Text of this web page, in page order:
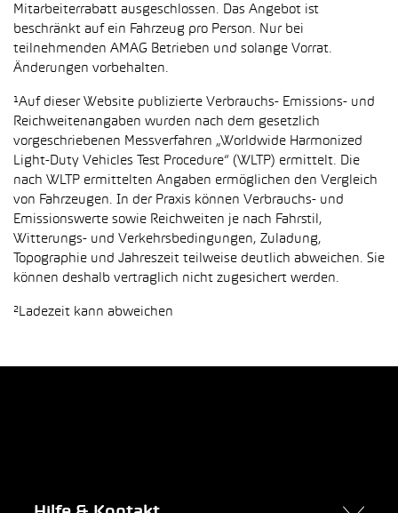
Mitarbeiterrabatt ausgeschlossen. Das Angebot ist
beschränkt auf ein Fahrzeug pro Person. Nur bei
teilnehmenden AMAG Betrieben und solange Vorrat.
Änderungen vorbehalten.
¹Auf dieser Website publizierte Verbrauchs- Emissions- und
Reichweitenangaben wurden nach dem gesetzlich
vorgeschriebenen Messverfahren „Worldwide Harmonized
Light-Duty Vehicles Test Procedure“ (WLTP) ermittelt. Die
nach WLTP ermittelten Angaben ermöglichen den Vergleich
von Fahrzeugen. In der Praxis können Verbrauchs- und
Emissionswerte sowie Reichweiten je nach Fahrstil,
Witterungs- und Verkehrsbedingungen, Zuladung,
Topographie und Jahreszeit teilweise deutlich abweichen. Sie
können deshalb vertraglich nicht zugesichert werden.
²Ladezeit kann abweichen